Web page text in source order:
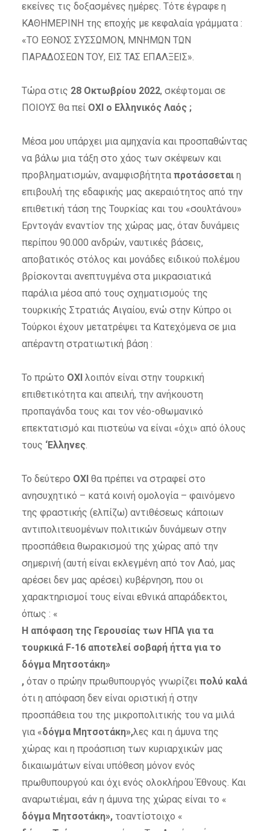
εκείνες τις δοξασμένες ημέρες. Τότε έγραφε η
ΚΑΘΗΜΕΡΙΝΗ της εποχής με κεφαλαία γράμματα :
«ΤΟ ΕΘΝΟΣ ΣΥΣΣΩΜΟΝ, ΜΝΗΜΩΝ ΤΩΝ
ΠΑΡΑΔΟΣΕΩΝ ΤΟΥ, ΕΙΣ ΤΑΣ ΕΠΑΛΞΕΙΣ».
Τώρα στις 28 Οκτωβρίου 2022, σκέφτομαι σε
ΠΟΙΟΥΣ θα πεί ΟΧΙ ο Ελληνικός Λαός ;
Μέσα μου υπάρχει μια αμηχανία και προσπαθώντας
να βάλω μια τάξη στο χάος των σκέψεων και
προβληματισμών, αναμφισβήτητα προτάσσεταιη
επιβουλή της εδαφικής μας ακεραιότητος από την
επιθετική τάση της Τουρκίας και του «σουλτάνου»
Ερντογάν εναντίον της χώρας μας, όταν δυνάμεις
περίπου 90.000 ανδρών, ναυτικές βάσεις,
αποβατικός στόλος και μονάδες ειδικού πολέμου
βρίσκονται ανεπτυγμένα στα μικρασιατικά
παράλια μέσα από τους σχηματισμούς της
τουρκικής Στρατιάς Αιγαίου, ενώ στην Κύπρο οι
Τούρκοι έχουν μετατρέψει τα Κατεχόμενα σε μια
απέραντη στρατιωτική βάση :
Το πρώτο ΟΧΙ λοιπόν είναι στην τουρκική
επιθετικότητα και απειλή, την ανήκουστη
προπαγάνδα τους και τον νέο-οθωμανικό
επεκτατισμό και πιστεύω να είναι «όχι» από όλους
τους ‘Ελληνες.
Το δεύτερο ΟΧΙ θα πρέπει να στραφεί στο
ανησυχητικό – κατά κοινή ομολογία – φαινόμενο
της φραστικής (ελπίζω) αντιθέσεως κάποιων
αντιπολιτευομένων πολιτικών δυνάμεων στην
προσπάθεια θωρακισμού της χώρας από την
σημερινή (αυτή είναι εκλεγμένη από τον Λαό, μας
αρέσει δεν μας αρέσει) κυβέρνηση, που οι
χαρακτηρισμοί τους είναι εθνικά απαράδεκτοι,
όπως : «
Η απόφαση της Γερουσίας των ΗΠΑ για τα
τουρκικά F-16 αποτελεί σοβαρή ήττα για το
δόγμα Μητσοτάκη»
,όταν ο πρώην πρωθυπουργός γνωρίζει πολύ καλά
ότι η απόφαση δεν είναι οριστική ή στην
προσπάθεια του της μικροπολιτικής του να μιλά
για «δόγμα Μητσοτάκη»,λες και η άμυνα της
χώρας και η προάσπιση των κυριαρχικών μας
δικαιωμάτων είναι υπόθεση μόνον ενός
πρωθυπουργού και όχι ενός ολοκλήρου Έθνους. Και
αναρωτιέμαι, εάν η άμυνα της χώρας είναι το «
δόγμα Μητσοτάκη», τοαντίστοιχο «